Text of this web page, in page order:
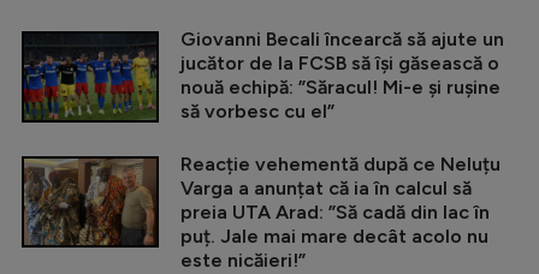
Giovanni Becali încearcă să ajute un
jucător de la FCSB să își găsească o
nouă echipă: ”Săracul! Mi-e și rușine
să vorbesc cu el”
Reacție vehementă după ce Neluțu
Varga a anunțat că ia în calcul să
preia UTA Arad: ”Să cadă din lac în
puț. Jale mai mare decât acolo nu
este nicăieri!”